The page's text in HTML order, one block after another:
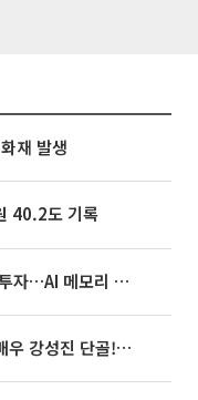
재 발생
40.2도 기록
SK하이닉스, 용인·청주에 54조 투자…AI 메모리 생산기지 키운다
'2TV 생생정보' 오늘방송맛집- 배우 강성진 단골! 쌀국수ㆍ푸팟퐁 커리 맛집 '블○○○'